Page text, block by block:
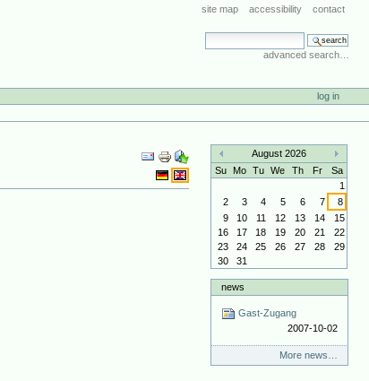
site map accessibility contact
search site
advanced search…
log in
Document
Actions
«
August 2026
»
Su Mo Tu We Th Fr
Sa
1
2
3 4 5 6 7
8
9
10 11 12 13 14
15
16
17 18 19 20 21
22
23
24 25 26 27 28
29
30
31
news
Gast-Zugang
2007-10-02
More news…